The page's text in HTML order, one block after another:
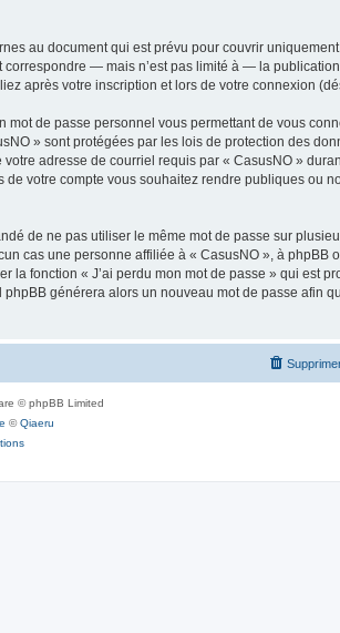
au document qui est prévu pour couvrir
— mais n’est pas limité à — la
après votre inscription et lors de votre connexion
de passe personnel vous permettant de vous
» sont protégées par les lois de protection des
adresse de courriel requis par « CasusNO »
votre compte vous souhaitez rendre publiques ou
de ne pas utiliser le même mot de passe sur
cas une personne affiliée à « CasusNO », à phpBB
fonction « J’ai perdu mon mot de passe » qui est
générera alors un nouveau mot de passe afin
© phpBB Limited
©Qiaeru